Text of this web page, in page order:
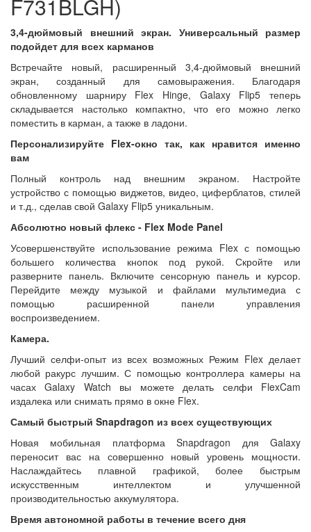
F731BLGH)
3,4-дюймовый внешний экран. Универсальный размер
подойдет для всех карманов
Встречайте новый, расширенный 3,4-дюймовый внешний
экран, созданный для самовыражения. Благодаря
обновленному шарниру Flex Hinge, Galaxy Flip5 теперь
складывается настолько компактно, что его можно легко
поместить в карман, а также в ладони.
Персонализируйте Flex-окно так, как нравится именно
вам
Полный контроль над внешним экраном. Настройте
устройство с помощью виджетов, видео, циферблатов, стилей
и т.д., сделав свой Galaxy Flip5 уникальным.
Абсолютно новый флекс - Flex Mode Panel
Усовершенствуйте использование режима Flex с помощью
большего количества кнопок под рукой. Скройте или
разверните панель. Включите сенсорную панель и курсор.
Перейдите между музыкой и файлами мультимедиа с
помощью расширенной панели управления
воспроизведением.
Камера.
Лучший селфи-опыт из всех возможных Режим Flex делает
любой ракурс лучшим. С помощью контроллера камеры на
часах Galaxy Watch вы можете делать селфи FlexCam
издалека или снимать прямо в окне Flex.
Самый быстрый Snapdragon из всех существующих
Новая мобильная платформа Snapdragon для Galaxy
переносит вас на совершенно новый уровень мощности.
Наслаждайтесь плавной графикой, более быстрым
искусственным интеллектом и улучшенной
производительностью аккумулятора.
Время автономной работы в течение всего дня